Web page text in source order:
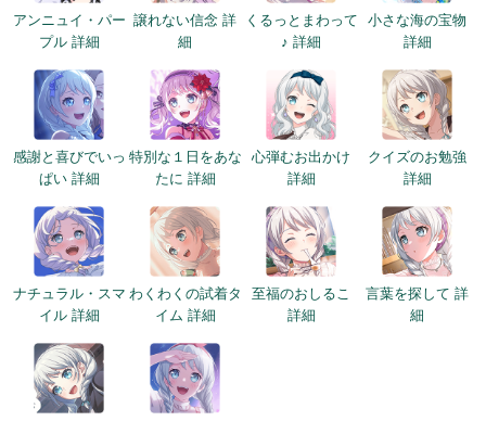
アンニュイ・パー
プル 詳細
譲れない信念 詳
細
くるっとまわって
♪ 詳細
小さな海の宝物
詳細
感謝と喜びでいっ
ぱい 詳細
特別な１日をあな
たに 詳細
心弾むお出かけ
詳細
クイズのお勉強
詳細
ナチュラル・スマ
イル 詳細
わくわくの試着タ
イム 詳細
至福のおしるこ
詳細
言葉を探して 詳
細